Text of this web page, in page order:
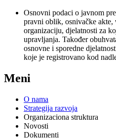
Osnovni podaci o javnom
pravni oblik, osnivačke akte,
organizaciju, djelatnosti za
upravljanja. Također
osnovne i sporedne
koje je registrovano kod
Meni
O nama
Strategija razvoja
Organizaciona struktura
Novosti
Dokumenti